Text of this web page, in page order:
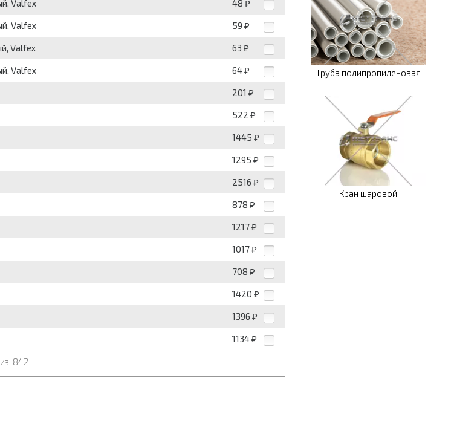
Valfex 48 ₽
Valfex 59 ₽
Valfex 63 ₽
Valfex 64 ₽
201 ₽
522 ₽
1445 ₽
1295 ₽
2516 ₽
878 ₽
1217 ₽
1017 ₽
708 ₽
1420 ₽
1396 ₽
1134 ₽
из 842
Труба полипропиленовая
Кран шаровой